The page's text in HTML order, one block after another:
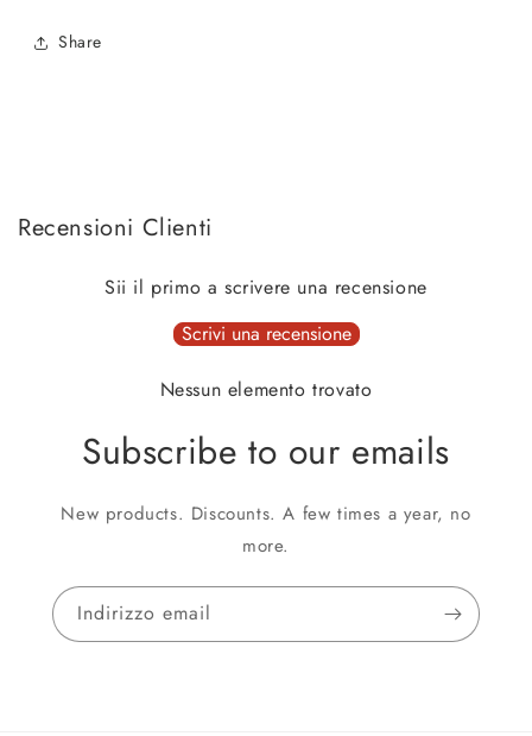
Share
Recensioni Clienti
Sii il primo a scrivere una recensione
Scrivi una recensione
Nessun elemento trovato
Subscribe to our emails
New products. Discounts. A few times a year, no
more.
Indirizzo email